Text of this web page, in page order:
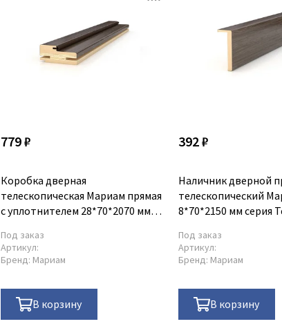
779 ₽
Коробка дверная
телескопическая Мариам прямая
с уплотнителем 28*70*2070 мм
Под заказ
Артикул:
Бренд: Мариам
В корзину
392 ₽
Наличник дверной
телескопический
8*70*2150 мм серия
Под заказ
Артикул:
Бренд: Мариам
В корзину